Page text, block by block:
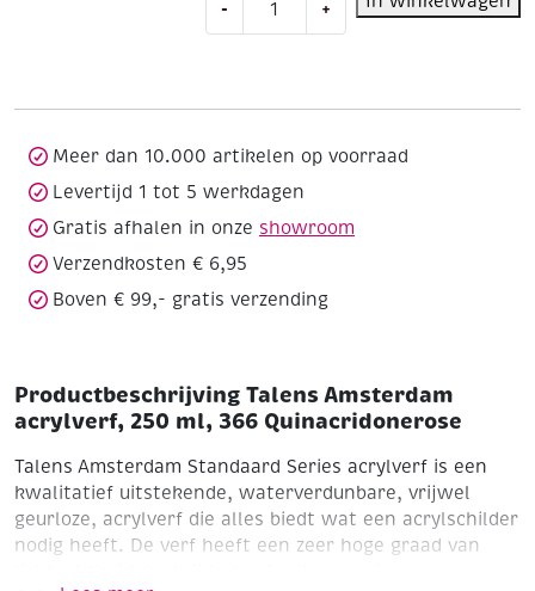
-
Amsterdam
Quinacridonerose
+
Meer dan 10.000 artikelen op voorraad
Levertijd 1 tot 5 werkdagen
Gratis afhalen in onze showroom
Verzendkosten € 6,95
Boven € 99,- gratis verzending
Productbeschrijving Talens Amsterdam
acrylverf, 250 ml, 366 Quinacridonerose
Talens Amsterdam Standaard Series acrylverf is een
kwalitatief uitstekende, waterverdunbare, vrijwel
geurloze, acrylverf die alles biedt wat een acrylschilder
nodig heeft. De verf heeft een zeer hoge graad van